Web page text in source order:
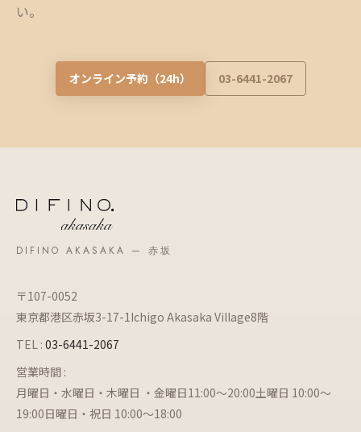
い。
オンライン予約（24h） 03-6441-2067
DIFINO AKASAKA — 赤坂
〒107-0052
東京都港区赤坂3-17-1Ichigo Akasaka Village8階
TEL : 03-6441-2067
営業時間 :
月曜日・水曜日・木曜日 ・金曜日11:00～20:00土曜日 10:00～
19:00日曜日・祝日 10:00～18:00